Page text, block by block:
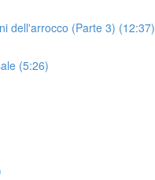
dell'arrocco (Parte 3) (12:37)
(5:26)